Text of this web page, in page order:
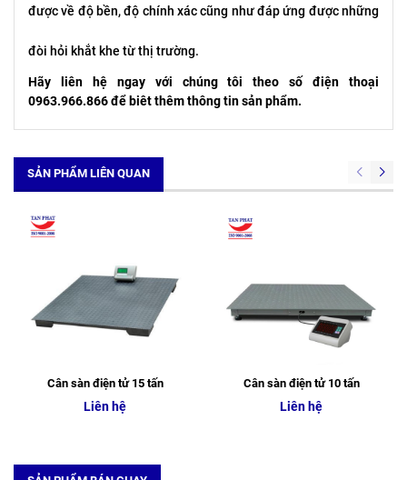
được về độ bền, độ chính xác cũng như đáp ứng được những
đòi hỏi khắt khe từ thị trường.
Hãy liên hệ ngay với chúng tôi theo số điện thoại
0963.966.866 để biêt thêm thông tin sản phẩm.
SẢN PHẨM LIÊN QUAN
Cân sàn điện tử 15 tấn
Liên hệ
Cân sàn điện tử 10 tấn
Liên hệ